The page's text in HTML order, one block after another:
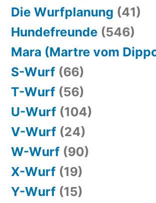
Die Wurfplanung (41)
Hundefreunde (546)
Mara (Martre vom
S-Wurf (66)
T-Wurf (56)
U-Wurf (104)
V-Wurf (24)
W-Wurf (90)
X-Wurf (19)
Y-Wurf (15)